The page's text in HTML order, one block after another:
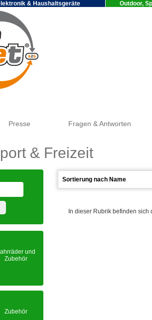
& Haushaltsgeräte Outdoor,
Presse Fragen & Antworten
& Freizeit
In dieser Rubrik befinden
und
Zubehör
Zubehör